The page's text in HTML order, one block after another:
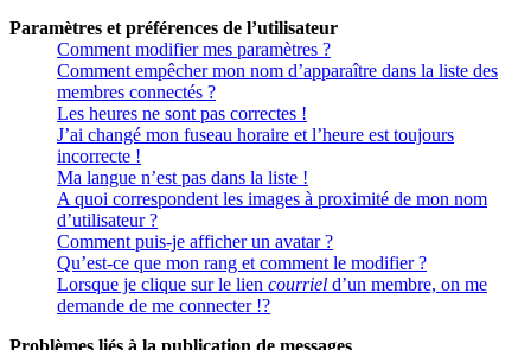
Paramètres et préférences de l’utilisateur
Comment modifier mes paramètres ?
Comment empêcher mon nom d’apparaître dans la liste des
membres connectés ?
Les heures ne sont pas correctes !
J’ai changé mon fuseau horaire et l’heure est toujours
incorrecte !
Ma langue n’est pas dans la liste !
A quoi correspondent les images à proximité de mon nom
d’utilisateur ?
Comment puis-je afficher un avatar ?
Qu’est-ce que mon rang et comment le modifier ?
Lorsque je clique sur le lien courriel d’un membre, on me
demande de me connecter !?